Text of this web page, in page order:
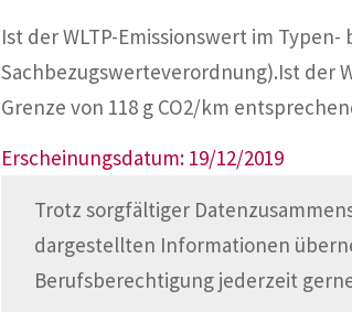
Ist der WLTP-Emissionswert im
Sachbezugswerteverordnung).Ist der
Grenze von 118 g CO2/km
Erscheinungsdatum: 19/12/2019
Trotz sorgfältiger
dargestellten Informationen
Berufsberechtigung jederzeit